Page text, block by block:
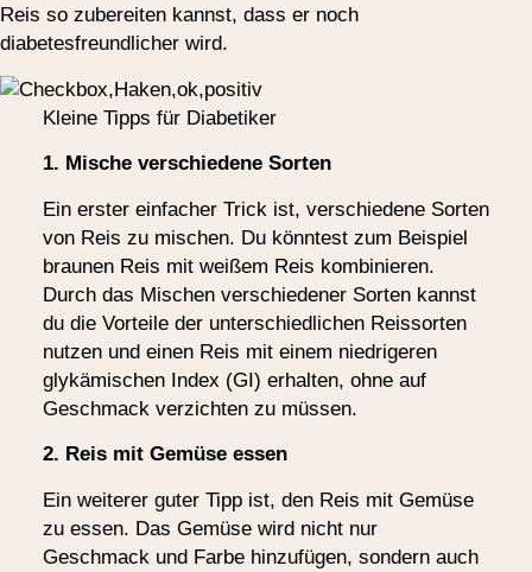
Reis so zubereiten kannst, dass er noch
diabetesfreundlicher wird.
Kleine Tipps für Diabetiker
1. Mische verschiedene Sorten
Ein erster einfacher Trick ist, verschiedene Sorten
von Reis zu mischen. Du könntest zum Beispiel
braunen Reis mit weißem Reis kombinieren.
Durch das Mischen verschiedener Sorten kannst
du die Vorteile der unterschiedlichen Reissorten
nutzen und einen Reis mit einem niedrigeren
glykämischen Index (GI) erhalten, ohne auf
Geschmack verzichten zu müssen.
2. Reis mit Gemüse essen
Ein weiterer guter Tipp ist, den Reis mit Gemüse
zu essen. Das Gemüse wird nicht nur
Geschmack und Farbe hinzufügen, sondern auch